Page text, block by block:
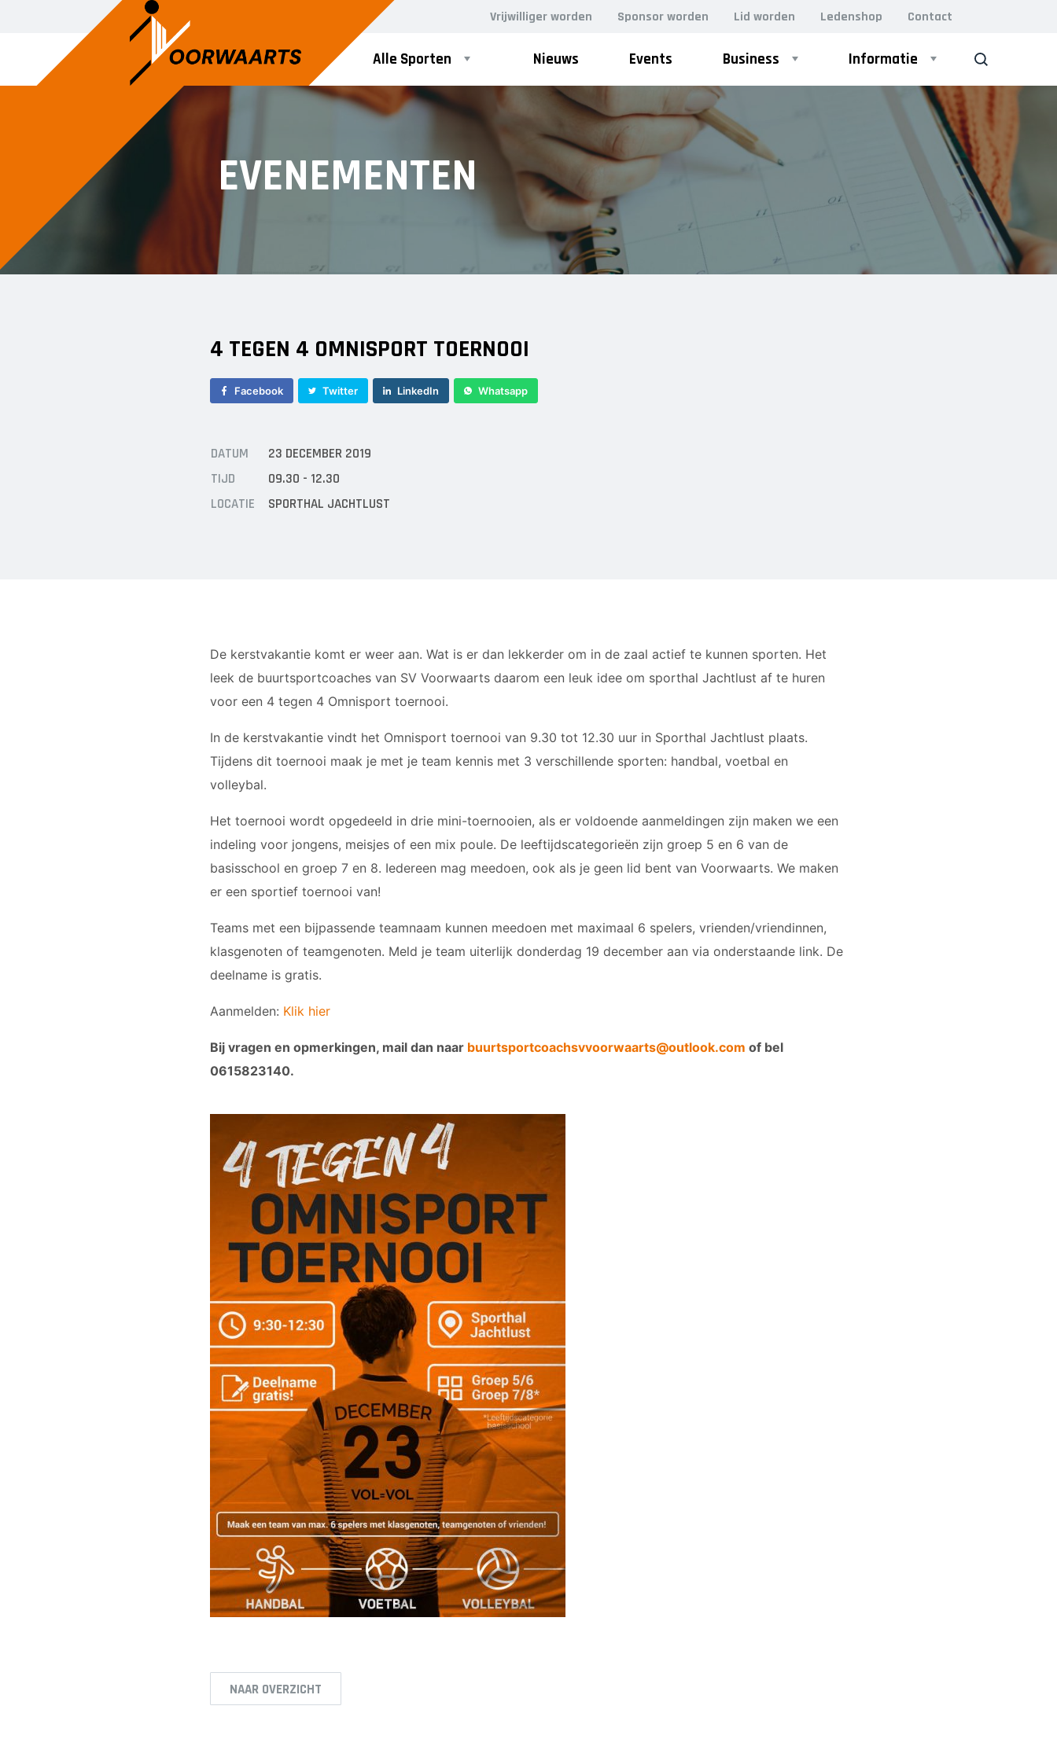
Vrijwilliger worden Sponsor worden Lid worden Ledenshop Contact
Alle Sporten Nieuws Events Business Informatie
ZOEK
EVENEMENTEN
4 TEGEN 4 OMNISPORT TOERNOOI
Facebook Twitter LinkedIn Whatsapp
DATUM
23 DECEMBER 2019
TIJD
09.30 - 12.30
LOCATIE
SPORTHAL JACHTLUST
De kerstvakantie komt er weer aan. Wat is er dan lekkerder om in de zaal actief te kunnen sporten. Het
leek de buurtsportcoaches van SV Voorwaarts daarom een leuk idee om sporthal Jachtlust af te huren
voor een 4 tegen 4 Omnisport toernooi.
In de kerstvakantie vindt het Omnisport toernooi van 9.30 tot 12.30 uur in Sporthal Jachtlust plaats.
Tijdens dit toernooi maak je met je team kennis met 3 verschillende sporten: handbal, voetbal en
volleybal.
Het toernooi wordt opgedeeld in drie mini-toernooien, als er voldoende aanmeldingen zijn maken we een
indeling voor jongens, meisjes of een mix poule. De leeftijdscategorieën zijn groep 5 en 6 van de
basisschool en groep 7 en 8. Iedereen mag meedoen, ook als je geen lid bent van Voorwaarts. We maken
er een sportief toernooi van!
Teams met een bijpassende teamnaam kunnen meedoen met maximaal 6 spelers, vrienden/vriendinnen,
klasgenoten of teamgenoten. Meld je team uiterlijk donderdag 19 december aan via onderstaande link. De
deelname is gratis.
Aanmelden: Klik hier
Bij vragen en opmerkingen, mail dan naar buurtsportcoachsvvoorwaarts@outlook.com of bel
0615823140.
NAAR OVERZICHT